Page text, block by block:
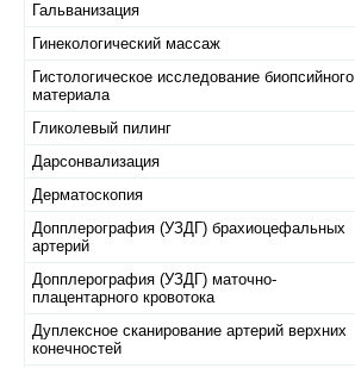
Гальванизация
Гинекологический массаж
Гистологическое исследование биопсийного
материала
Гликолевый пилинг
Дарсонвализация
Дерматоскопия
Допплерография (УЗДГ) брахиоцефальных
артерий
Допплерография (УЗДГ) маточно-
плацентарного кровотока
Дуплексное сканирование артерий верхних
конечностей